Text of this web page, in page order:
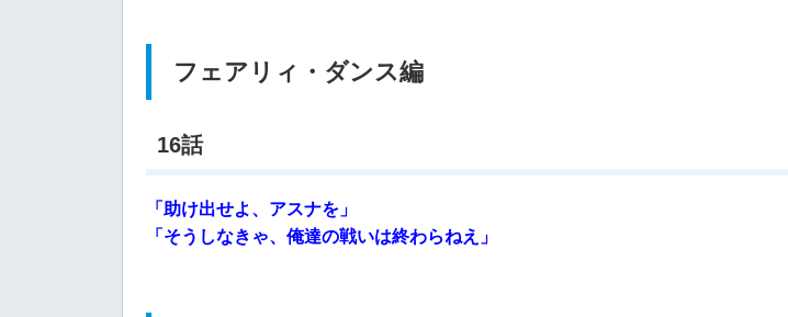
フェアリィ・ダンス編
16話
「助け出せよ、アスナを」
「そうしなきゃ、俺達の戦いは終わらねえ」